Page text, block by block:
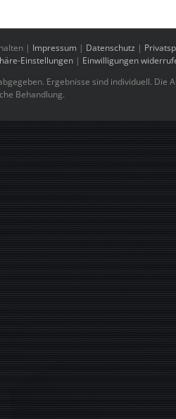
| Impressum | Datenschutz |
Einstellungen | Einwilligungen
Ergebnisse sind individuell. Die
Behandlung.